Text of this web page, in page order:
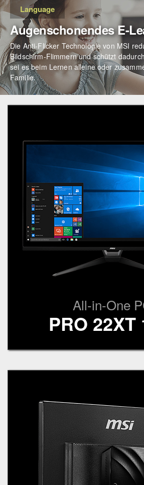
Language
Augenschonendes E-
Die Anti-Flicker Technologie von MSI
Bildschirm-Flimmern und schützt
sei es beim Lernen alleine oder
Familie.
All-in-One
PRO 22XT